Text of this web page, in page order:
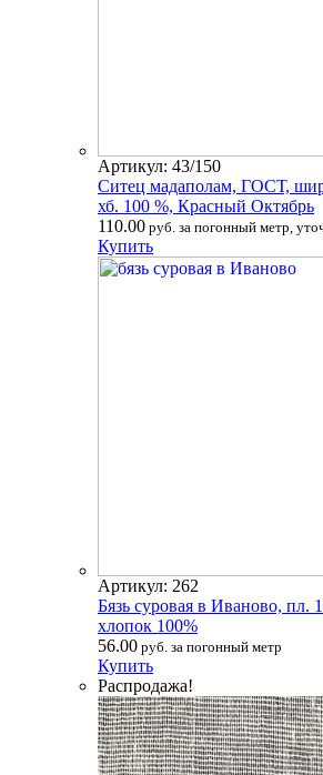
Артикул: 43/150
Ситец мадаполам, ГОСТ,
хб. 100 %, Красный Октябрь
110.00 руб. за погонный метр,
Купить
Артикул: 262
Бязь суровая в Иваново, пл.
хлопок 100%
56.00 руб. за погонный метр
Купить
Распродажа!